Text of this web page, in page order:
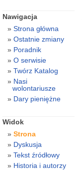
Nawigacja
Strona główna
Ostatnie zmiany
Poradnik
O serwisie
Twórz Katalog
Nasi
wolontariusze
Dary pieniężne
Widok
Strona
Dyskusja
Tekst źródłowy
Historia i autorzy